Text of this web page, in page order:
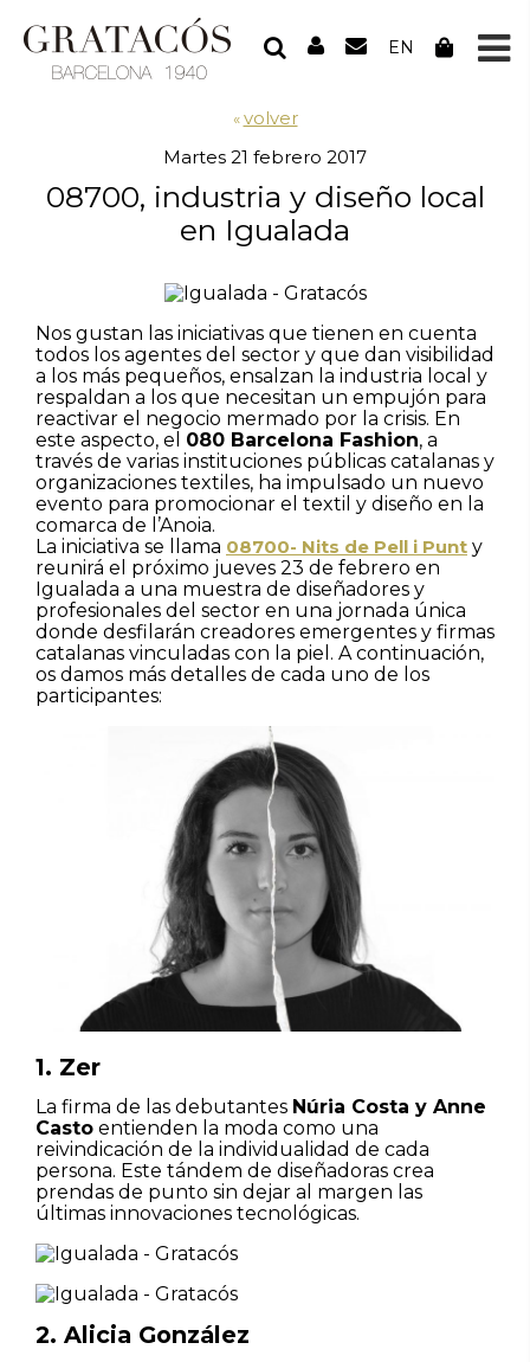
EN
«volver
Martes 21 febrero 2017
08700, industria y diseño local
en Igualada
Nos gustan las iniciativas que tienen en cuenta
todos los agentes del sector y que dan visibilidad
a los más pequeños, ensalzan la industria local y
respaldan a los que necesitan un empujón para
reactivar el negocio mermado por la crisis. En
este aspecto, el 080 Barcelona Fashion, a
través de varias instituciones públicas catalanas y
organizaciones textiles, ha impulsado un nuevo
evento para promocionar el textil y diseño en la
comarca de l’Anoia.
La iniciativa se llama 08700- Nits de Pell i Punt y
reunirá el próximo jueves 23 de febrero en
Igualada a una muestra de diseñadores y
profesionales del sector en una jornada única
donde desfilarán creadores emergentes y firmas
catalanas vinculadas con la piel. A continuación,
os damos más detalles de cada uno de los
participantes:
1. Zer
La firma de las debutantes Núria Costa y Anne
Casto entienden la moda como una
reivindicación de la individualidad de cada
persona. Este tándem de diseñadoras crea
prendas de punto sin dejar al margen las
últimas innovaciones tecnológicas.
2. Alicia González